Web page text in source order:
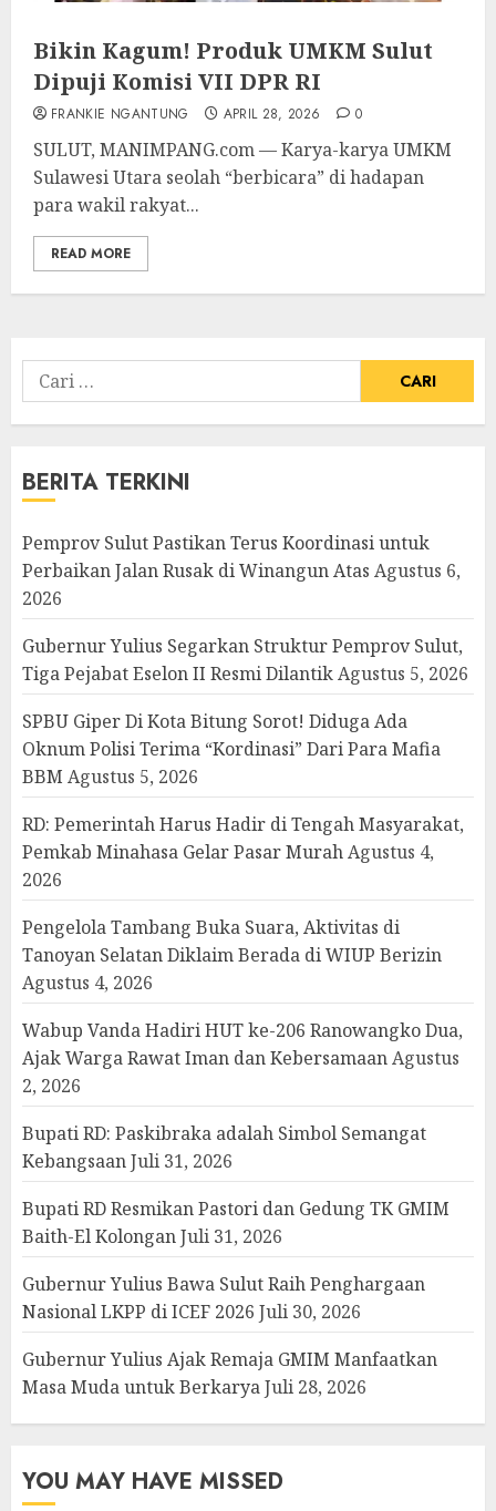
Bikin Kagum! Produk UMKM Sulut
Dipuji Komisi VII DPR RI
FRANKIE NGANTUNG APRIL 28, 2026 0
SULUT, MANIMPANG.com — Karya-karya UMKM
Sulawesi Utara seolah “berbicara” di hadapan
para wakil rakyat...
READ MORE
Cari
untuk:
BERITA TERKINI
Pemprov Sulut Pastikan Terus Koordinasi untuk
Perbaikan Jalan Rusak di Winangun Atas Agustus 6,
2026
Gubernur Yulius Segarkan Struktur Pemprov Sulut,
Tiga Pejabat Eselon II Resmi DilantikAgustus 5, 2026
SPBU Giper Di Kota Bitung Sorot! Diduga Ada
Oknum Polisi Terima “Kordinasi” Dari Para Mafia
BBM Agustus 5, 2026
RD: Pemerintah Harus Hadir di Tengah Masyarakat,
Pemkab Minahasa Gelar Pasar MurahAgustus 4,
2026
Pengelola Tambang Buka Suara, Aktivitas di
Tanoyan Selatan Diklaim Berada di WIUP Berizin
Agustus 4, 2026
Wabup Vanda Hadiri HUT ke-206 Ranowangko Dua,
Ajak Warga Rawat Iman dan KebersamaanAgustus
2, 2026
Bupati RD: Paskibraka adalah Simbol Semangat
KebangsaanJuli 31, 2026
Bupati RD Resmikan Pastori dan Gedung TK GMIM
Baith-El KolonganJuli 31, 2026
Gubernur Yulius Bawa Sulut Raih Penghargaan
Nasional LKPP di ICEF 2026 Juli 30, 2026
Gubernur Yulius Ajak Remaja GMIM Manfaatkan
Masa Muda untuk BerkaryaJuli 28, 2026
YOU MAY HAVE MISSED